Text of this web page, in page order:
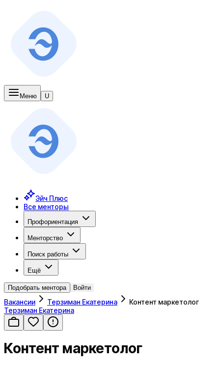
Меню U
Эйч Плюс
Все менторы
Профориентация
Менторство
Поиск работы
Ещё
Подобрать ментора Войти
Вакансии Терзиман Екатерина
Контент маркетолог
Терзиман Екатерина
Контент маркетолог